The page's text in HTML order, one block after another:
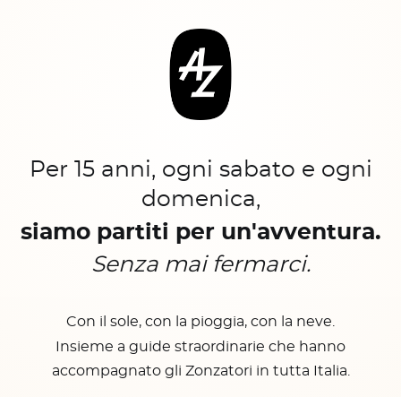
Per 15 anni, ogni sabato e ogni
domenica,
siamo partiti per un'avventura.
Senza mai fermarci.
Con il sole, con la pioggia, con la neve.
Insieme a guide straordinarie che hanno
accompagnato gli Zonzatori in tutta Italia.